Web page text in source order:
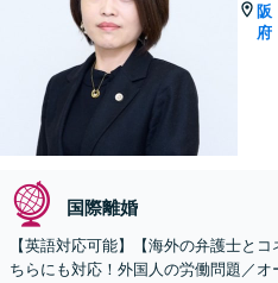
阪
府
国際離婚
【英語対応可能】【海外の弁護士と
ちらにも対応！外国人の労働問題／